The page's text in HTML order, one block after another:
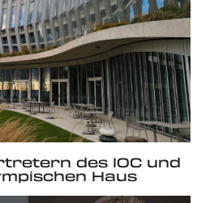
des IOC und
Haus